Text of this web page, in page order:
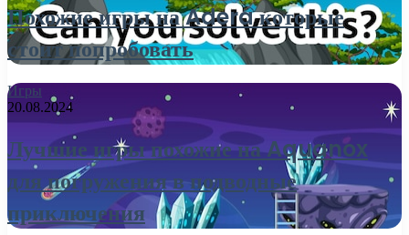
Похожие игры на Adera которые
стоит попробовать
Игры
20.08.2024
Лучшие игры похожие на Aquanox
для погружения в подводные
приключения